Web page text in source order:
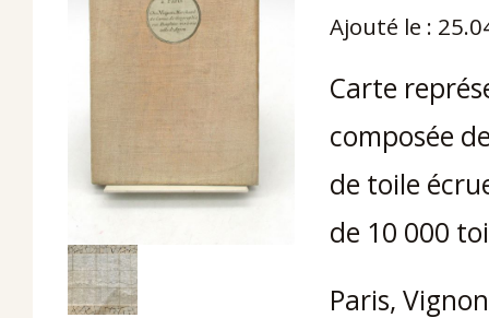
Ajouté le :
Carte
composée
de toile
de 10 000
Paris,